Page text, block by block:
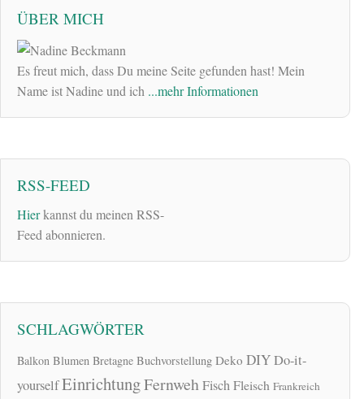
ÜBER MICH
Es freut mich, dass Du meine Seite gefunden hast! Mein
Name ist Nadine und ich ...mehr Informationen
RSS-FEED
Hierkannst du meinen RSS-
Feed abonnieren.
SCHLAGWÖRTER
Balkon Blumen Bretagne Buchvorstellung Deko DIYDo-it-
yourselfEinrichtungFernwehFischFleisch Frankreich